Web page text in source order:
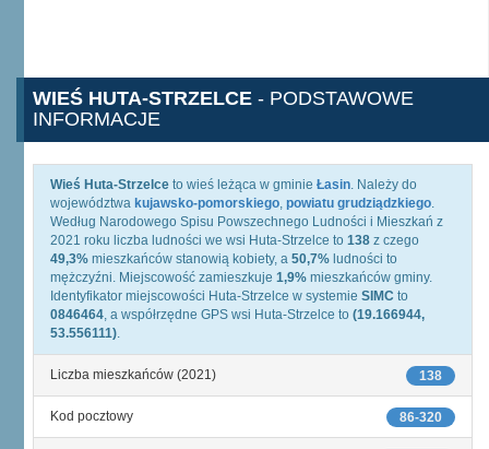
WIEŚ HUTA-STRZELCE - PODSTAWOWE
INFORMACJE
Wieś Huta-Strzelce to wieś leżąca w gminie Łasin. Należy do
województwa kujawsko-pomorskiego, powiatu grudziądzkiego.
Według Narodowego Spisu Powszechnego Ludności i Mieszkań z
2021 roku liczba ludności we wsi Huta-Strzelce to 138 z czego
49,3% mieszkańców stanowią kobiety, a 50,7% ludności to
mężczyźni. Miejscowość zamieszkuje 1,9% mieszkańców gminy.
Identyfikator miejscowości Huta-Strzelce w systemie SIMC to
0846464, a współrzędne GPS wsi Huta-Strzelce to (19.166944,
53.556111).
138
Liczba mieszkańców (2021)
86-320
Kod pocztowy